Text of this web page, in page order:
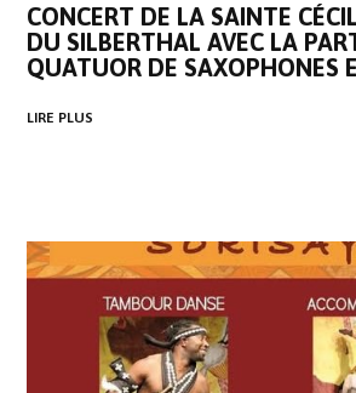
CONCERT DE LA SAINTE
DU SILBERTHAL AVEC LA
QUATUOR DE SAXOPHONES
LIRE PLUS